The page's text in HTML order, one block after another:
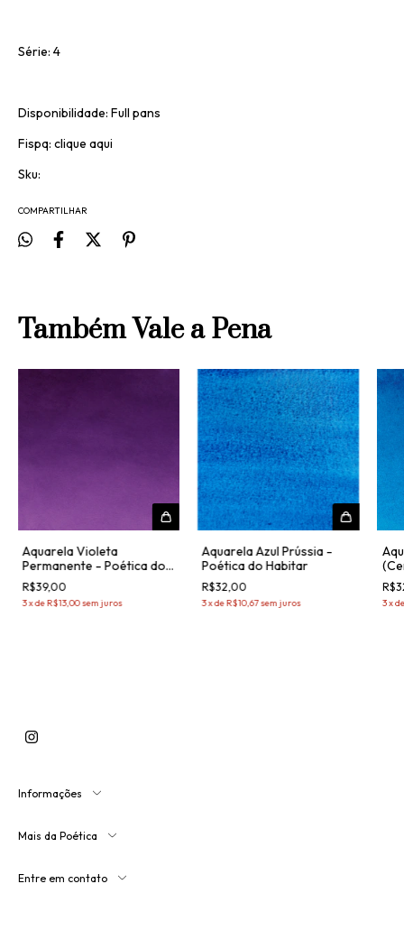
Série: 4
Disponibilidade: Full pans
Fispq: clique aqui
Sku:
COMPARTILHAR
Também Vale a Pena
Aquarela Violeta
Permanente - Poética do
Habitar
R$39,00
3xdeR$13,00sem juros
Aquarela Azul Prússia -
Poética do Habitar
R$32,00
3xdeR$10,67sem juros 3 x
Informações
Mais da Poética
Entre em contato